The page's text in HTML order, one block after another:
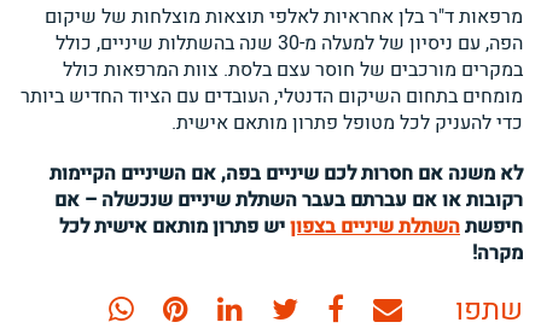
מרפאות ד"ר בלן אחראיות לאלפי תוצאות מוצלחות של שיקום
הפה, עם ניסיון של למעלה מ-30 שנה בהשתלות שיניים, כולל
במקרים מורכבים של חוסר עצם בלסת. צוות המרפאות כולל
מומחים בתחום השיקום הדנטלי, העובדים עם הציוד החדיש ביותר
כדי להעניק לכל מטופל פתרון מותאם אישית.
לא משנה אם חסרות לכם שיניים בפה, אם השיניים הקיימות
רקובות או אם עברתם בעבר השתלת שיניים שנכשלה – אם
חיפשתהשתלת שיניים בצפוןיש פתרון מותאם אישית לכל
מקרה!
שתפו
שתף שתף שתףשתףשתףשתף